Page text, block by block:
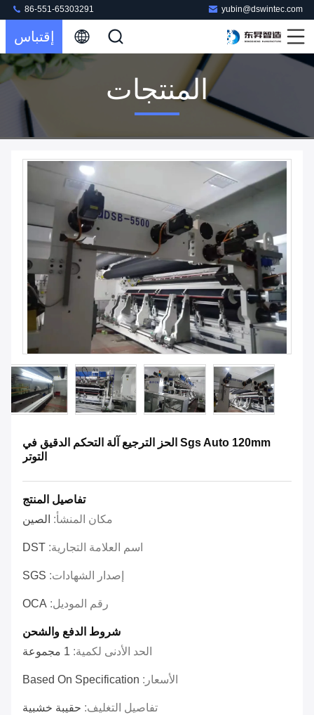
yubin@dswintec.com
86-551-65303291
إقتباس
المنتجات
Sgs Auto 120mm الحز الترجيع آلة التحكم الدقيق في
التوتر
تفاصيل المنتج
مكان المنشأ: الصين
اسم العلامة التجارية: DST
إصدار الشهادات: SGS
رقم الموديل: OCA
شروط الدفع والشحن
الحد الأدنى لكمية: 1 مجموعة
الأسعار: Based On Specification
تفاصيل التغليف: حقيبة خشبية